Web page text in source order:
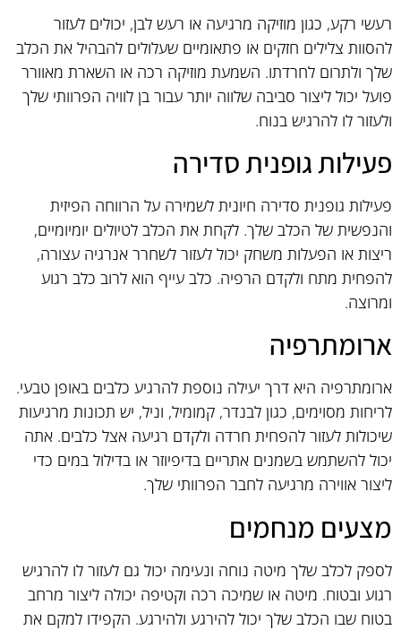
רעשי רקע, כגון מוזיקה מרגיעה או רעש לבן, יכולים לעזור
להסוות צלילים חזקים או פתאומיים שעלולים להבהיל את הכלב
שלך ולתרום לחרדתו. השמעת מוזיקה רכה או השארת מאוורר
פועל יכול ליצור סביבה שלווה יותר עבור בן לוויה הפרוותי שלך
ולעזור לו להרגיש בנוח.
פעילות גופנית סדירה
פעילות גופנית סדירה חיונית לשמירה על הרווחה הפיזית
והנפשית של הכלב שלך. לקחת את הכלב לטיולים יומיומיים,
ריצות או הפעלות משחק יכול לעזור לשחרר אנרגיה עצורה,
להפחית מתח ולקדם הרפיה. כלב עייף הוא לרוב כלב רגוע
ומרוצה.
ארומתרפיה
ארומתרפיה היא דרך יעילה נוספת להרגיע כלבים באופן טבעי.
לריחות מסוימים, כגון לבנדר, קמומיל, וניל, יש תכונות מרגיעות
שיכולות לעזור להפחית חרדה ולקדם רגיעה אצל כלבים. אתה
יכול להשתמש בשמנים אתריים בדיפיוזר או בדילול במים כדי
ליצור אווירה מרגיעה לחבר הפרוותי שלך.
מצעים מנחמים
לספק לכלב שלך מיטה נוחה ונעימה יכול גם לעזור לו להרגיש
רגוע ובטוח. מיטה או שמיכה רכה וקטיפה יכולה ליצור מרחב
בטוח שבו הכלב שלך יכול להירגע ולהירגע. הקפידו למקם את